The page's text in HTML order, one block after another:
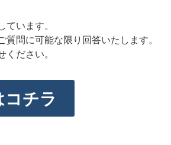
います。
問に可能な限り回答いたします。
ださい。
チラ